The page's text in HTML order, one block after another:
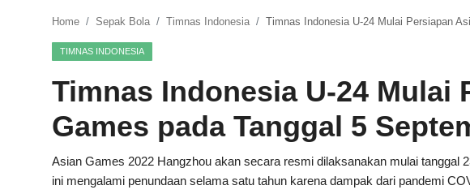
All Sports
Sportainment
Home Sepak Bola Timnas Indonesia Timnas Indonesia U-24 Mulai Persiapan
TIMNAS INDONESIA
Timnas Indonesia U-24 Mulai
Games pada Tanggal 5
Asian Games 2022 Hangzhou akan secara resmi dilaksanakan mulai tanggal
ini mengalami penundaan selama satu tahun karena dampak dari pandemi